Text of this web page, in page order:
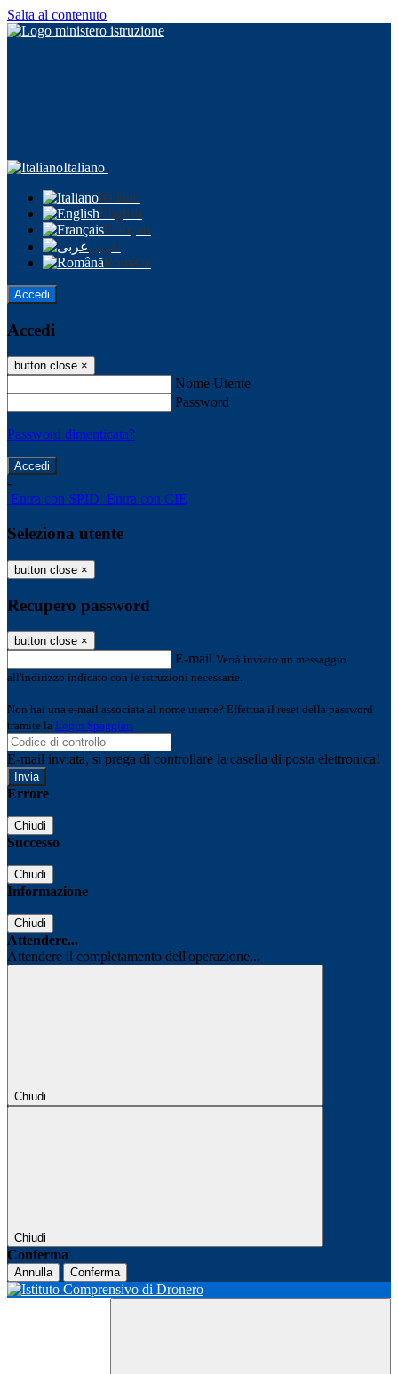
Salta al contenuto
Italiano
Italiano
English
Français
عربى
Română
Accedi
Accedi
button close ×
Nome Utente
Password
Password dimenticata?
-
Entra con SPID Entra con CIE
Seleziona utente
button close ×
Recupero password
button close ×
E-mail Verrà inviato un messaggio
all'indirizzo indicato con le istruzioni necessarie.
Non hai una e-mail associata al nome utente? Effettua il reset della password
tramite la Login Spaggiari
E-mail inviata, si prega di controllare la casella di posta elettronica!
Errore
Chiudi
Successo
Chiudi
Informazione
Chiudi
Attendere...
Attendere il completamento dell'operazione...
Chiudi
Chiudi
Conferma
Annulla Conferma